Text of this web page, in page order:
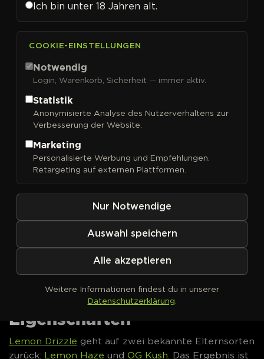
Lemon Drizzle
Cannabissamen von Barneys
Farm kaufen
Lemon Drizzle ist eine Kreuzung aus Super
% und einem ausgeprägten Zitrus-Aroma mit
erdigen Kush-Noten. Der 85-%-Sativa-Anteil prägt
die Genetik dieser feminisierten Sorte deutlich.
Lemon DrizzleCannabissamen jetzt
bei DrGreen bestellen.
Lemon Drizzle von Barneys
Farm – Genetik &
Eigenschaften
Lemon Drizzle geht auf zwei bekannte Elternsorten
zurück: Lemon Haze und OG Kush . Das Ergebnis ist
Ich bin unter 18 Jahren alt.
COOKIE-EINSTELLUNGEN
Notwendig
Login, Warenkorb, Sicherheit — immer aktiv.
Statistik
Anonymisierte Analyse des Nutzerverhaltens zur
Verbesserung der Website.
Marketing
Personalisierte Werbung und Empfehlungen.
Retargeting auf externen Plattformen.
Nur Notwendige
Auswahl speichern
Alle akzeptieren
Weitere Informationen findest du in unserer
Datenschutzerklärung